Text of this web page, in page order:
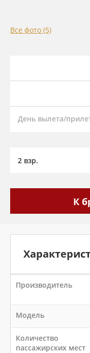
Все фото (5)
День вылета/
2 взр.
Производитель
Модель
Количество
пассажирских мест